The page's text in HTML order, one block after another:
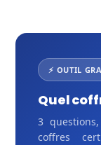
⚡ OUTIL
Quel
3
coffres